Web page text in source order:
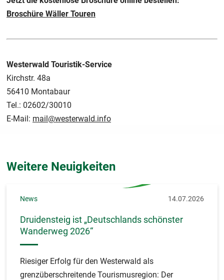
Broschüre Wäller Touren
Westerwald Touristik-Service
Kirchstr. 48a
56410 Montabaur
Tel.: 02602/30010
E-Mail: mail@westerwald.info
Weitere Neuigkeiten
News 14.07.2026
Druidensteig ist „Deutschlands schönster
Wanderweg 2026“
Riesiger Erfolg für den Westerwald als
grenzüberschreitende Tourismusregion: Der